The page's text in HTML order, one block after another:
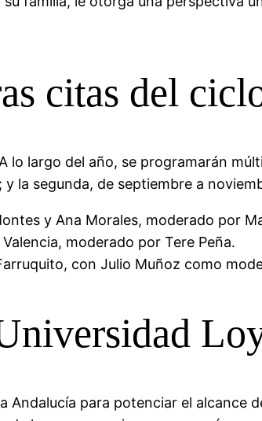
citas del
lo largo del año, se programarán
la segunda, de septiembre a
y Ana Morales, moderado por
moderado por Tere Peña.
con Julio Muñoz como
Andalucía para potenciar el alcance